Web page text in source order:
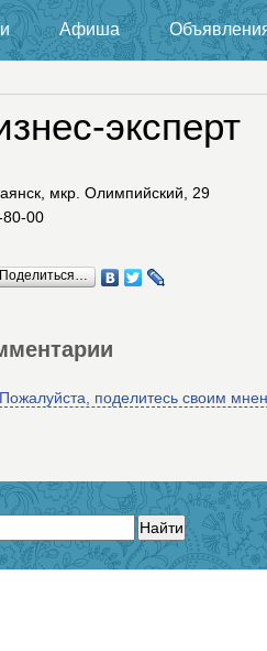
Афиша
эксперт
мкр. Олимпийский, 29
80-00
Поделиться…
Пожалуйста, поделитесь своим
Найти